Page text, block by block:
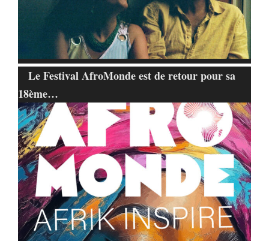
Le Festival AfroMonde est de retour pour sa
18ème…